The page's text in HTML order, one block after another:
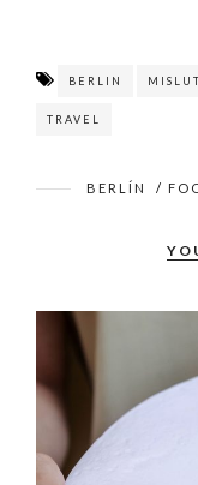
BERLIN
TRAVEL
BERLÍN /